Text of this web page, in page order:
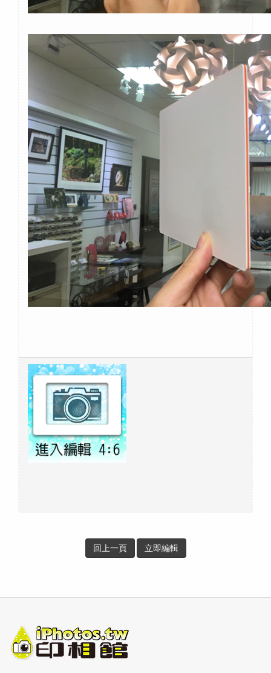
回上一頁 立即編輯